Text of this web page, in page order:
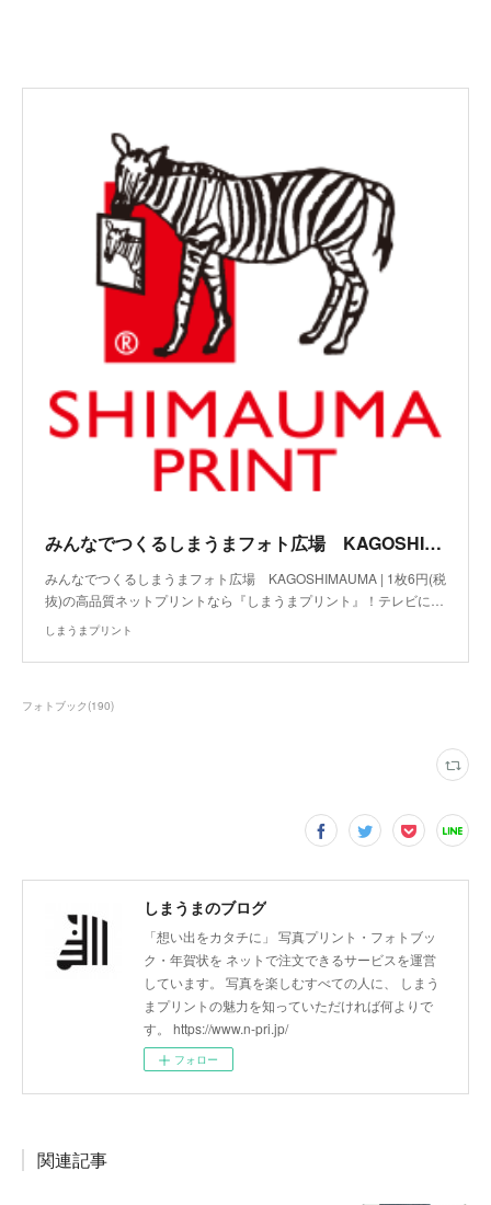
みんなでつくるしまうまフォト広場 KAGOSHIMAUMA | ネットプリントならしまうまプリント
みんなでつくるしまうまフォト広場 KAGOSHIMAUMA | 1枚6円(税
抜)の高品質ネットプリントなら『しまうまプリント』！テレビに…
しまうまプリント
フォトブック (190)
しまうまのブログ
「想い出をカタチに」 写真プリント・フォトブッ
ク・年賀状を ネットで注文できるサービスを運営
しています。 写真を楽しむすべての人に、 しまう
まプリントの魅力を知っていただければ何よりで
す。 https://www.n-pri.jp/
フォロー
関連記事